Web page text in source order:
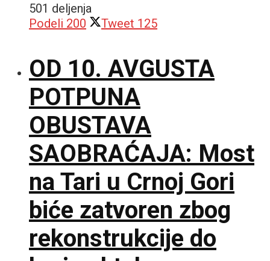
501 deljenja
Podeli 200 Tweet 125
OD 10. AVGUSTA
POTPUNA
OBUSTAVA
SAOBRAĆAJA: Most
na Tari u Crnoj Gori
biće zatvoren zbog
rekonstrukcije do